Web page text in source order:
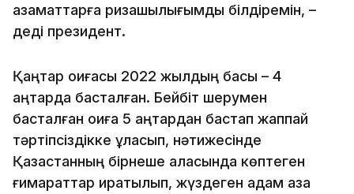
азаматтарға ризашылығымды білдіремін, –
деді президент.
Қаңтар оқиғасы 2022 жылдың басы – 4
қаңтарда басталған. Бейбіт шерумен
басталған оқиға 5 қаңтардан бастап жаппай
тәртіпсіздікке ұласып, нәтижесінде
Қазақстанның бірнеше қаласында көптеген
ғимараттар қиратылып, жүздеген адам қаза